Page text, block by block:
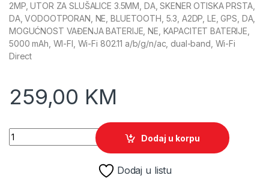
2MP, UTOR ZA SLUŠALICE 3.5MM, DA, SKENER OTISKA PRSTA,
DA, VODOOTPORAN, NE, BLUETOOTH, 5.3, A2DP, LE, GPS, DA,
MOGUĆNOST VAĐENJA BATERIJE, NE, KAPACITET BATERIJE,
5000 mAh, WI-FI, Wi-Fi 802.11 a/b/g/n/ac, dual-band, Wi-Fi
Direct
259,00 KM
Mobitel Samsung Galaxy A07 6GB 128GB Black quantity
Dodaj u korpu
Dodaj u listu